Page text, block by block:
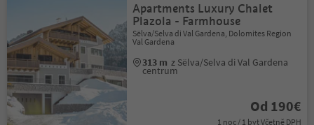
Apartments Luxury Chalet
Plazola - Farmhouse
Sëlva/Selva di Val Gardena, Dolomites Region
Val Gardena
313 m z Sëlva/Selva di Val Gardena
centrum
Od 190€
1 noc / 1 byt Včetně DPH